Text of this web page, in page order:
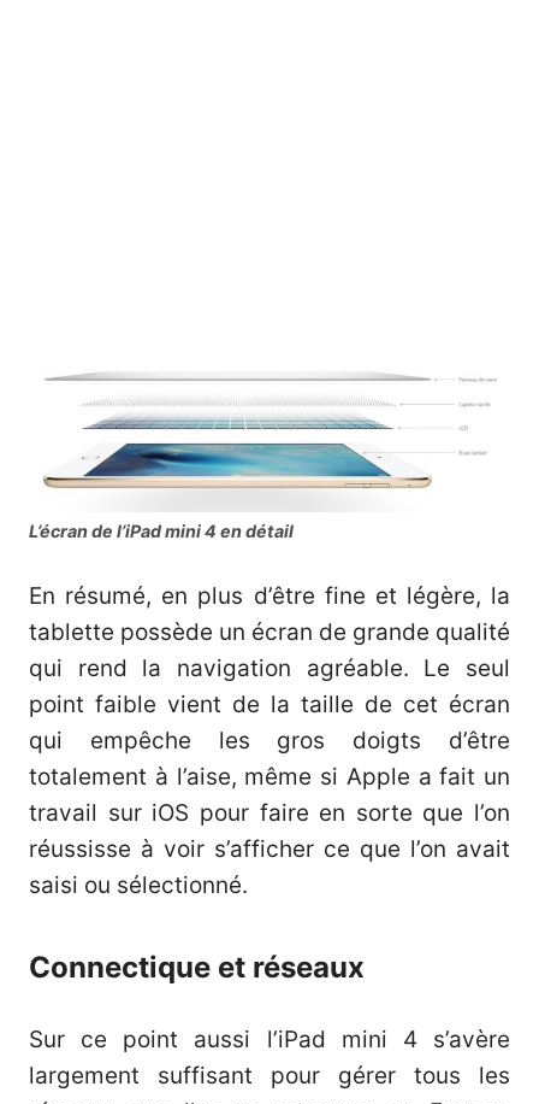
L’écran de l’iPad mini 4 en détail
En résumé, en plus d’être fine et légère, la
tablette possède un écran de grande qualité
qui rend la navigation agréable. Le seul
point faible vient de la taille de cet écran
qui empêche les gros doigts d’être
totalement à l’aise, même si Apple a fait un
travail sur iOS pour faire en sorte que l’on
réussisse à voir s’afficher ce que l’on avait
saisi ou sélectionné.
Connectique et réseaux
Sur ce point aussi l’iPad mini 4 s’avère
largement suffisant pour gérer tous les